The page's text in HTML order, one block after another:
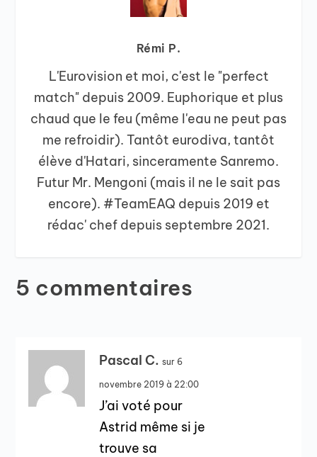
Rémi P.
L'Eurovision et moi, c'est le "perfect
match" depuis 2009. Euphorique et plus
chaud que le feu (même l'eau ne peut pas
me refroidir). Tantôt eurodiva, tantôt
élève d'Hatari, sinceramente Sanremo.
Futur Mr. Mengoni (mais il ne le sait pas
encore). #TeamEAQ depuis 2019 et
rédac' chef depuis septembre 2021.
5 commentaires
Pascal C. sur 6
novembre 2019 à 22:00
J’ai voté pour
Astrid même si je
trouve sa